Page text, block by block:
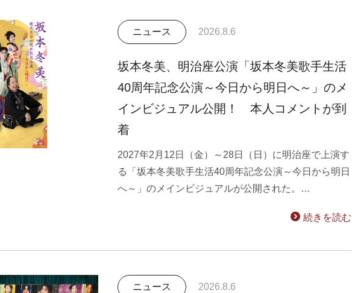
ニュース 2026.8.6
坂本冬美、明治座公演「坂本冬美歌手生活
40周年記念公演～今日から明日へ～」のメ
インビジュアル公開！ 本人コメントが到
着
2027年2月12日（金）～28日（日）に明治座で上演す
る「坂本冬美歌手生活40周年記念公演～今日から明日
へ～」のメインビジュアルが公開された。…
続きを読む
ニュース 2026.8.6